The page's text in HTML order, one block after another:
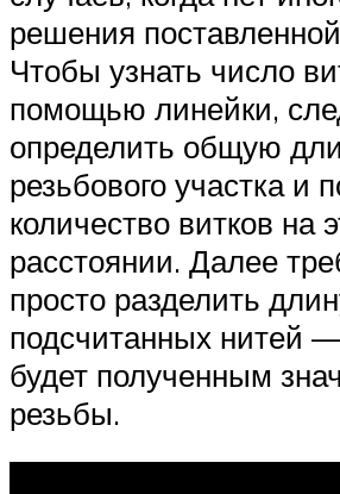
решения
Чтобы узнать число
помощью линейки,
определить общую
резьбового участка и
количество витков на
расстоянии. Далее
просто разделить
подсчитанных нитей
будет полученным
резьбы.